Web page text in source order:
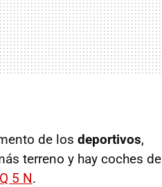
de los deportivos,
terreno y hay coches de
5 N.